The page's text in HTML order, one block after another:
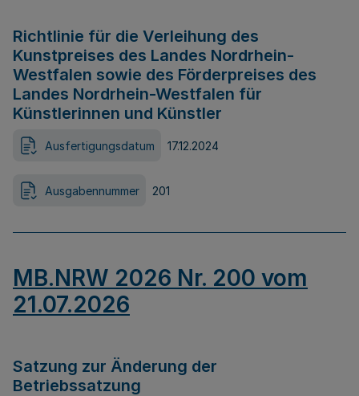
Richtlinie für die Verleihung des
Kunstpreises des Landes Nordrhein-
Westfalen sowie des Förderpreises des
Landes Nordrhein-Westfalen für
Künstlerinnen und Künstler
Ausfertigungsdatum 17.12.2024
Ausgabennummer 201
MB.NRW 2026 Nr. 200 vom
21.07.2026
Satzung zur Änderung der
Betriebssatzung